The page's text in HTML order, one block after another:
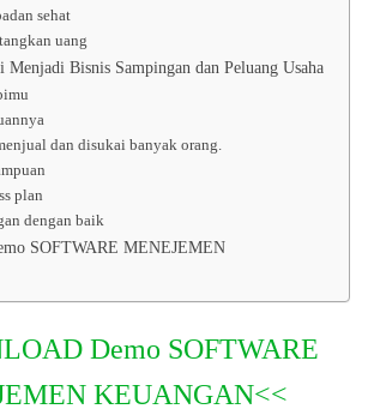
sehat
uang
Menjadi Bisnis Sampingan dan Peluang Usaha
dan disukai banyak orang.
plan
dengan baik
SOFTWARE MENEJEMEN
Demo SOFTWARE
KEUANGAN<<